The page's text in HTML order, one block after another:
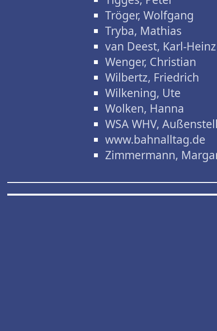
Tröger, Wolfgang
Tryba, Mathias
van Deest, Karl-Heinz
Wenger, Christian
Wilbertz, Friedrich
Wilkening, Ute
Wolken, Hanna
WSA WHV,
www.bahnalltag.de
Zimmermann,